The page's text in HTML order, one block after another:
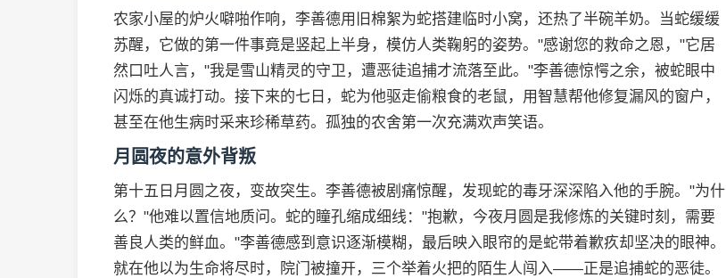
农家小屋的炉火噼啪作响，李善德用旧棉絮为蛇搭建临时小窝，还热了半碗羊奶。当蛇缓缓
苏醒，它做的第一件事竟是竖起上半身，模仿人类鞠躬的姿势。"感谢您的救命之恩，"它居
然口吐人言，"我是雪山精灵的守卫，遭恶徒追捕才流落至此。"李善德惊愕之余，被蛇眼中
闪烁的真诚打动。接下来的七日，蛇为他驱走偷粮食的老鼠，用智慧帮他修复漏风的窗户，
甚至在他生病时采来珍稀草药。孤独的农舍第一次充满欢声笑语。
月圆夜的意外背叛
第十五日月圆之夜，变故突生。李善德被剧痛惊醒，发现蛇的毒牙深深陷入他的手腕。"为什
么？"他难以置信地质问。蛇的瞳孔缩成细线："抱歉，今夜月圆是我修炼的关键时刻，需要
善良人类的鲜血。"李善德感到意识逐渐模糊，最后映入眼帘的是蛇带着歉疚却坚决的眼神。
就在他以为生命将尽时，院门被撞开，三个举着火把的陌生人闯入——正是追捕蛇的恶徒。